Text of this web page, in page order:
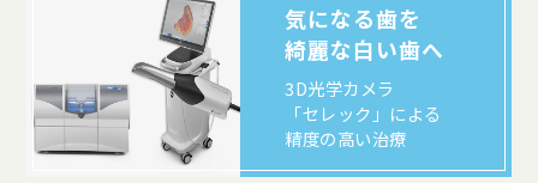
気になる歯を
綺麗な白い歯へ
3D光学カメラ
「セレック」 による
精度の高い治療